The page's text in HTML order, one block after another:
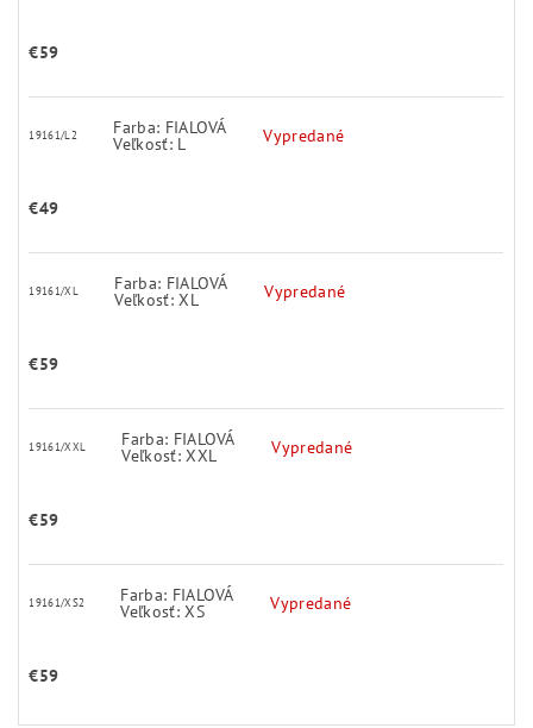
€59
19161/L2 Farba: FIALOVÁ
Veľkosť: L Vypredané
€49
19161/XL Farba: FIALOVÁ
Veľkosť: XL Vypredané
€59
19161/XXL Farba: FIALOVÁ
Veľkosť: XXL Vypredané
€59
19161/XS2 Farba: FIALOVÁ
Veľkosť: XS Vypredané
€59